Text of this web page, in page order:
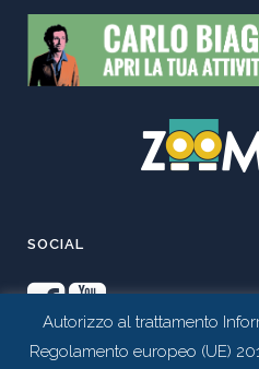
SOCIAL
Autorizzo al trattamento
Regolamento europeo (UE)